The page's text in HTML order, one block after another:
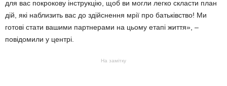
для вас покрокову інструкцію, щоб ви могли легко скласти план
дій, які наблизить вас до здійснення мрії про батьківство! Ми
готові стати вашими партнерами на цьому етапі життя», –
повідомили у центрі.
На замітку